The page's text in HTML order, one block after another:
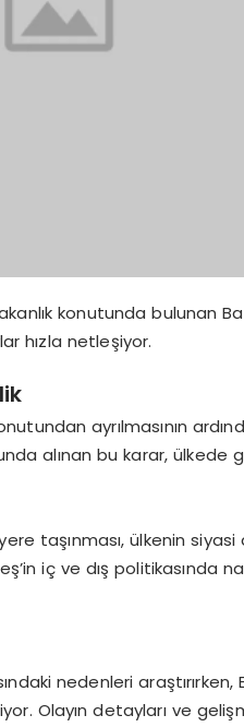
konutunda bulunan
hızla netleşiyor.
ayrılmasının
alınan bu karar, ülkede
taşınması, ülkenin
iç ve dış politikasında
nedenleri araştırırken,
Olayın detayları ve